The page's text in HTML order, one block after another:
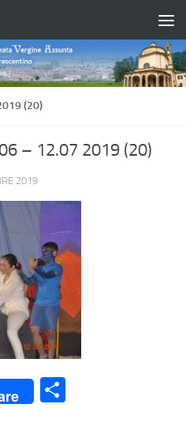
(20)
– 12.07 2019 (20)
2019